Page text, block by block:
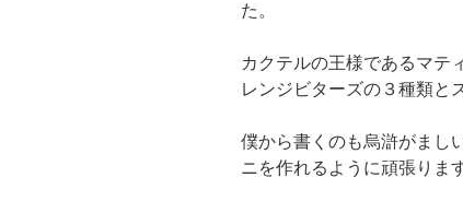
た。
カクテルの王様であるマテ
レンジビターズの３種類と
僕から書くのも烏滸がまし
ニを作れるように頑張ります